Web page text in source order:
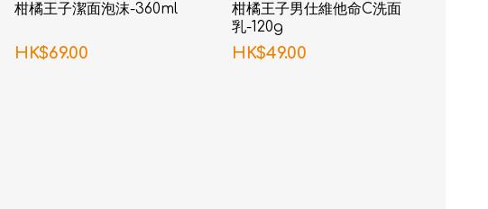
柑橘王子潔面泡沫-360ml
HK$69.00
柑橘王子男仕維他命C洗面
乳-120g
HK$49.00